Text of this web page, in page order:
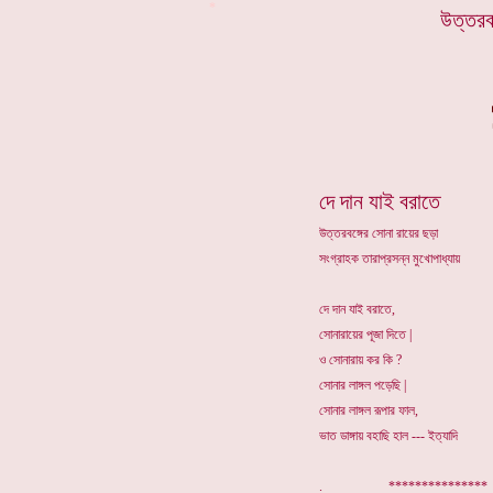
দে দান যাই বরাতে
উত্তরবঙ্গের সোনা রায়ের ছড়া
সংগ্রাহক তারাপ্রসন্ন মুখোপাধ্যায়
দে দান যাই বরাতে,
সোনারায়ের পূজা দিতে |
ও সোনারায় কর কি ?
সোনার লাঙ্গল পড়েছি |
সোনার লাঙ্গল রূপার ফাল,
ভাত ডাঙ্গায় বহাছি হাল --- ইত্যাদি
. ***************